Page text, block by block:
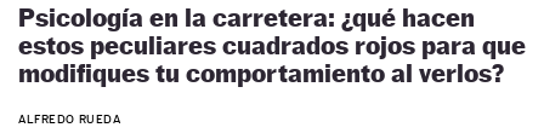
Psicología en la carretera: ¿qué hacen
estos peculiares cuadrados rojos para que
modifiques tu comportamiento al verlos?
ALFREDO RUEDA